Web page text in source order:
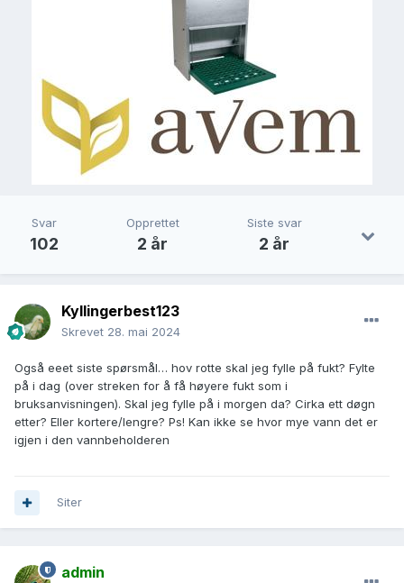
Svar
102
Opprettet
2 år
Siste svar
2 år
Kyllingerbest123
Skrevet 28. mai 2024
Også eeet siste spørsmål… hov rotte skal jeg fylle på fukt? Fylte
på i dag (over streken for å få høyere fukt som i
bruksanvisningen). Skal jeg fylle på i morgen da? Cirka ett døgn
etter? Eller kortere/lengre? Ps! Kan ikke se hvor mye vann det er
igjen i den vannbeholderen
Siter
admin